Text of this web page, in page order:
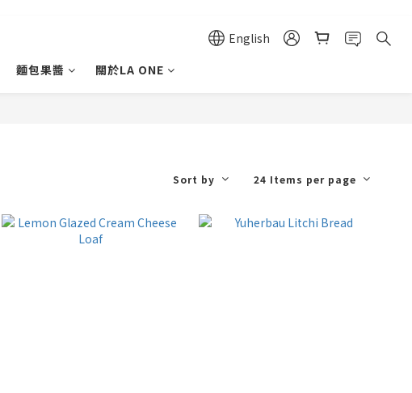
English
麵包果醬 關於LA ONE
Sort by 24 Items per page